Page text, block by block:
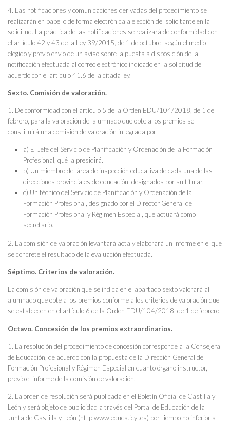
4. Las notificaciones y comunicaciones derivadas del procedimiento se
realizarán en papel o de forma electrónica a elección del solicitante en la
solicitud. La práctica de las notificaciones se realizará de conformidad con
el artículo 42 y 43 de la Ley 39/2015, de 1 de octubre, según el medio
elegido y previo envío de un aviso sobre la puesta a disposición de la
notificación efectuada al correo electrónico indicado en la solicitud de
acuerdo con el artículo 41.6 de la citada ley.
Sexto. Comisión de valoración.
1. De conformidad con el artículo 5 de la Orden EDU/104/2018, de 1 de
febrero, para la valoración del alumnado que opte a los premios se
constituirá una comisión de valoración integrada por:
a) El Jefe del Servicio de Planificación y Ordenación de la Formación
Profesional, qué la presidirá.
b) Un miembro del área de inspección educativa de cada una de las
direcciones provinciales de educación, designados por su titular.
c) Un técnico del Servicio de Planificación y Ordenación de la
Formación Profesional, designado por el Director General de
Formación Profesional y Régimen Especial, que actuará como
secretario.
2. La comisión de valoración levantará acta y elaborará un informe en el que
se concrete el resultado de la evaluación efectuada.
Séptimo. Criterios de valoración.
La comisión de valoración que se indica en el apartado sexto valorará al
alumnado que opte a los premios conforme a los criterios de valoración que
se establecen en el artículo 6 de la Orden EDU/104/2018, de 1 de febrero.
Octavo. Concesión de los premios extraordinarios.
1. La resolución del procedimiento de concesión corresponde a la Consejera
de Educación, de acuerdo con la propuesta de la Dirección General de
Formación Profesional y Régimen Especial en cuanto órgano instructor,
previo el informe de la comisión de valoración.
2. La orden de resolución será publicada en el Boletín Oficial de Castilla y
León y será objeto de publicidad a través del Portal de Educación de la
Junta de Castilla y León (http:www.educa.jcyl.es) por tiempo no inferior a